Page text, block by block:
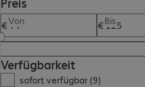
Von Bis
Verfügbarkeit
sofort verfügbar (9)